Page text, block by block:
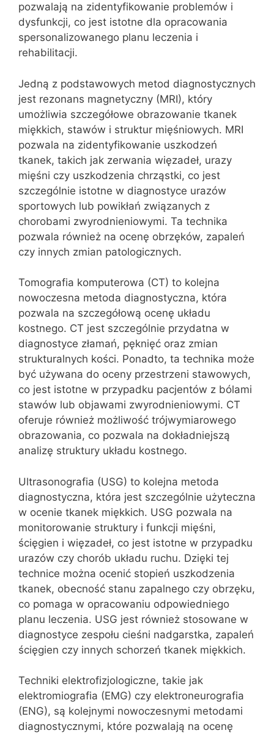
pozwalają na zidentyfikowanie problemów i
dysfunkcji, co jest istotne dla opracowania
spersonalizowanego planu leczenia i
rehabilitacji.
Jedną z podstawowych metod diagnostycznych
jest rezonans magnetyczny (MRI), który
umożliwia szczegółowe obrazowanie tkanek
miękkich, stawów i struktur mięśniowych. MRI
pozwala na zidentyfikowanie uszkodzeń
tkanek, takich jak zerwania więzadeł, urazy
mięśni czy uszkodzenia chrząstki, co jest
szczególnie istotne w diagnostyce urazów
sportowych lub powikłań związanych z
chorobami zwyrodnieniowymi. Ta technika
pozwala również na ocenę obrzęków, zapaleń
czy innych zmian patologicznych.
Tomografia komputerowa (CT) to kolejna
nowoczesna metoda diagnostyczna, która
pozwala na szczegółową ocenę układu
kostnego. CT jest szczególnie przydatna w
diagnostyce złamań, pęknięć oraz zmian
strukturalnych kości. Ponadto, ta technika może
być używana do oceny przestrzeni stawowych,
co jest istotne w przypadku pacjentów z bólami
stawów lub objawami zwyrodnieniowymi. CT
oferuje również możliwość trójwymiarowego
obrazowania, co pozwala na dokładniejszą
analizę struktury układu kostnego.
Ultrasonografia (USG) to kolejna metoda
diagnostyczna, która jest szczególnie użyteczna
w ocenie tkanek miękkich. USG pozwala na
monitorowanie struktury i funkcji mięśni,
ścięgien i więzadeł, co jest istotne w przypadku
urazów czy chorób układu ruchu. Dzięki tej
technice można ocenić stopień uszkodzenia
tkanek, obecność stanu zapalnego czy obrzęku,
co pomaga w opracowaniu odpowiedniego
planu leczenia. USG jest również stosowane w
diagnostyce zespołu cieśni nadgarstka, zapaleń
ścięgien czy innych schorzeń tkanek miękkich.
Techniki elektrofizjologiczne, takie jak
elektromiografia (EMG) czy elektroneurografia
(ENG), są kolejnymi nowoczesnymi metodami
diagnostycznymi, które pozwalają na ocenę